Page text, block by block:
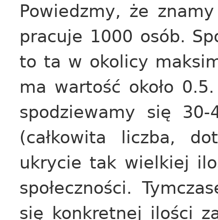
Powiedzmy, że
pracuje 1000 osób.
to ta w okolicy
ma wartość około
spodziewamy się 30-
(całkowita liczba,
ukrycie tak wielkiej
społeczności.
się konkretnej ilości